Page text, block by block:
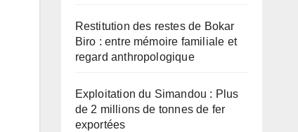
Restitution des restes de Bokar
Biro : entre mémoire familiale et
regard anthropologique
Exploitation du Simandou : Plus
de 2 millions de tonnes de fer
exportées